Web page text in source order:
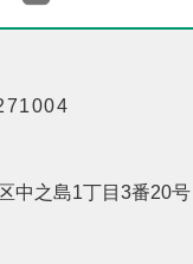
中之島1丁目3番20号